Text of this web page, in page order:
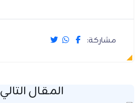
مشاركة:
المقال التالي